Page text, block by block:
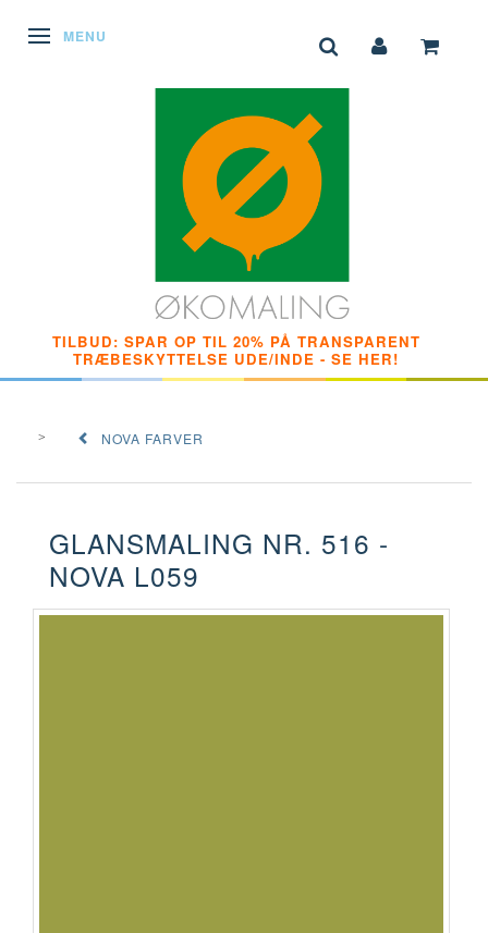
SKIFTE NAVIGATION
MENU
TILBUD: SPAR OP TIL 20% PÅ TRANSPARENT
TRÆBESKYTTELSE UDE/INDE - SE HER!
NOVA FARVER
GLANSMALING NR. 516 -
NOVA L059